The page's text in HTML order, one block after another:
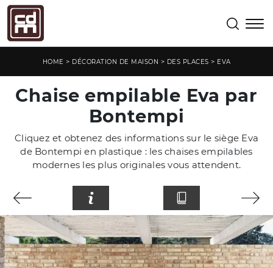
HOME > DÉCORATION DE MAISON > DES PLACES > EVA
Chaise empilable Eva par
Bontempi
Cliquez et obtenez des informations sur le siège Eva
de Bontempi en plastique : les chaises empilables
modernes les plus originales vous attendent.